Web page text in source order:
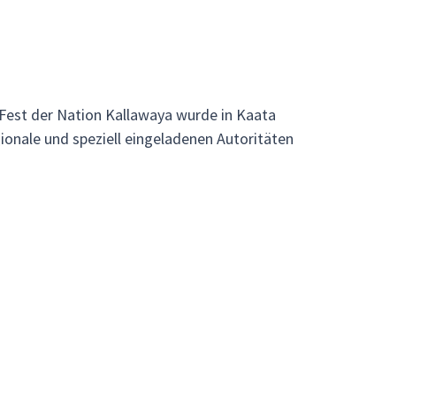
der Nation Kallawaya wurde in Kaata
und speziell eingeladenen Autoritäten